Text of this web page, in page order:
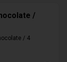
/
/ 4